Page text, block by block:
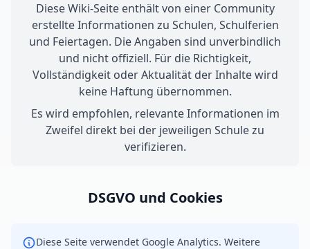
Diese Wiki-Seite enthält von einer Community
erstellte Informationen zu Schulen, Schulferien
und Feiertagen. Die Angaben sind unverbindlich
und nicht offiziell. Für die Richtigkeit,
Vollständigkeit oder Aktualität der Inhalte wird
keine Haftung übernommen.
Es wird empfohlen, relevante Informationen im
Zweifel direkt bei der jeweiligen Schule zu
verifizieren.
DSGVO und Cookies
Diese Seite verwendet Google Analytics. Weitere